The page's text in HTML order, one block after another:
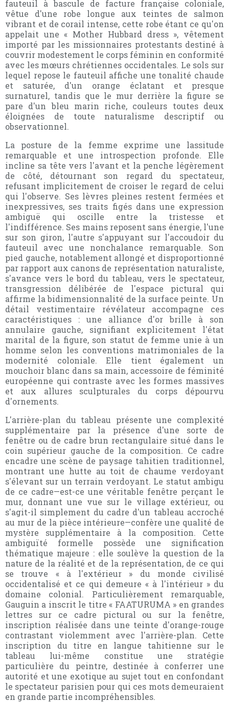
fauteuil à bascule de facture française coloniale,
vêtue d'une robe longue aux teintes de salmon
vibrant et de corail intense, cette robe étant ce qu'on
appelait une « Mother Hubbard dress », vêtement
importé par les missionnaires protestants destiné à
couvrir modestement le corps féminin en conformité
avec les mœurs chrétiennes occidentales. Le sols sur
lequel repose le fauteuil affiche une tonalité chaude
et saturée, d'un orange éclatant et presque
surnaturel, tandis que le mur derrière la figure se
pare d'un bleu marin riche, couleurs toutes deux
éloignées de toute naturalisme descriptif ou
observationnel.
La posture de la femme exprime une lassitude
remarquable et une introspection profonde. Elle
incline sa tête vers l'avant et la penche légèrement
de côté, détournant son regard du spectateur,
refusant implicitement de croiser le regard de celui
qui l'observe. Ses lèvres pleines restent fermées et
inexpressives, ses traits figés dans une expression
ambiguë qui oscille entre la tristesse et
l'indifférence. Ses mains reposent sans énergie, l'une
sur son giron, l'autre s'appuyant sur l'accoudoir du
fauteuil avec une nonchalance remarquable. Son
pied gauche, notablement allongé et disproportionné
par rapport aux canons de représentation naturaliste,
s'avance vers le bord du tableau, vers le spectateur,
transgression délibérée de l'espace pictural qui
affirme la bidimensionnalité de la surface peinte. Un
détail vestimentaire révélateur accompagne ces
caractéristiques : une alliance d'or brille à son
annulaire gauche, signifiant explicitement l'état
marital de la figure, son statut de femme unie à un
homme selon les conventions matrimoniales de la
modernité coloniale. Elle tient également un
mouchoir blanc dans sa main, accessoire de féminité
européenne qui contraste avec les formes massives
et aux allures sculpturales du corps dépourvu
d'ornements.
L'arrière-plan du tableau présente une complexité
supplémentaire par la présence d'une sorte de
fenêtre ou de cadre brun rectangulaire situé dans le
coin supérieur gauche de la composition. Ce cadre
encadre une scène de paysage tahitien traditionnel,
montrant une hutte au toit de chaume verdoyant
s'élevant sur un terrain verdoyant. Le statut ambigu
de ce cadre—est-ce une véritable fenêtre perçant le
mur, donnant une vue sur le village extérieur, ou
s'agit-il simplement du cadre d'un tableau accroché
au mur de la pièce intérieure—confère une qualité de
mystère supplémentaire à la composition. Cette
ambiguïté formelle possède une signification
thématique majeure : elle soulève la question de la
nature de la réalité et de la représentation, de ce qui
se trouve « à l'extérieur » du monde civilisé
occidentalisé et ce qui demeure « à l'intérieur » du
domaine colonial. Particulièrement remarquable,
Gauguin a inscrit le titre « FAATURUMA » en grandes
lettres sur ce cadre pictural ou sur la fenêtre,
inscription réalisée dans une teinte d'orange-rouge
contrastant violemment avec l'arrière-plan. Cette
inscription du titre en langue tahitienne sur le
tableau lui-même constitue une stratégie
particulière du peintre, destinée à conferrer une
autorité et une exotique au sujet tout en confondant
le spectateur parisien pour qui ces mots demeuraient
en grande partie incompréhensibles.